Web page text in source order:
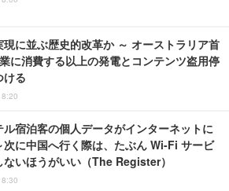
現に並ぶ歴史的改革か ～ オーストラリア首
に消費する以上の発電とコンテンツ盗用停
ける
ル宿泊客の個人データがインターネットに
次に中国へ行く際は、たぶん Wi-Fi サービ
ないほうがいい（The Register）